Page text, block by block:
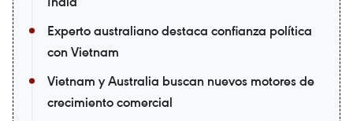
Experto australiano destaca confianza política
con Vietnam
Vietnam y Australia buscan nuevos motores de
crecimiento comercial